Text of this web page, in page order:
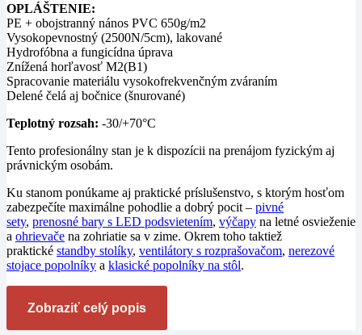
OPLÁŠTENIE:
PE + obojstranný nános PVC 650g/m2
Vysokopevnostný (2500N/5cm), lakované
Hydrofóbna a fungicídna úprava
Znížená horľavosť M2(B1)
Spracovanie materiálu vysokofrekvenčným zváraním
Delené čelá aj bočnice (šnurované)
Teplotný rozsah: -30/+70°C
Tento profesionálny stan je k dispozícii na prenájom fyzickým aj
právnickým osobám.
Ku stanom ponúkame aj praktické príslušenstvo, s ktorým hosťom
zabezpečíte maximálne pohodlie a dobrý pocit – pivné
sety, prenosné bary s LED podsvietením, výčapy na letné osvieženie
a ohrievače na zohriatie sa v zime. Okrem toho taktiež
praktické standby stolíky, ventilátory s rozprašovačom, nerezové
stojace popolníky a klasické popolníky na stôl.
Zobraziť celý popis